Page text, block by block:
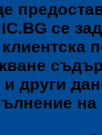
се
други